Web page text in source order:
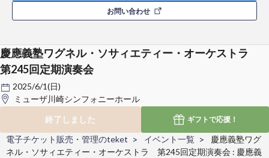
お問い合わせ
慶應義塾ワグネル・ソサィエティー・オーケストラ
第245回定期演奏会
2025/6/1(日)
ミューザ川崎シンフォニーホール
終了しました
ギフトで応援！
電子チケット販売・管理のteket イベント一覧
慶應義塾ワグ
ネル・ソサィエティー・オーケストラ 第245回定期演奏会 : 慶應義